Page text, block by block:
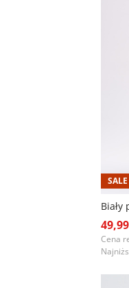
SALE
Cena